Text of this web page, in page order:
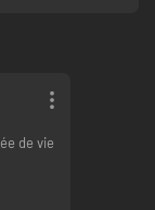
de vie